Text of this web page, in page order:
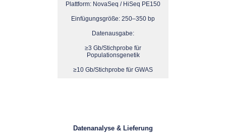
Plattform: NovaSeq / HiSeq PE150
Einfügungsgröße: 250–350 bp
Datenausgabe:
≥3 Gb/Stichprobe für
Populationsgenetik
≥10 Gb/Stichprobe für GWAS
Datenanalyse & Lieferung